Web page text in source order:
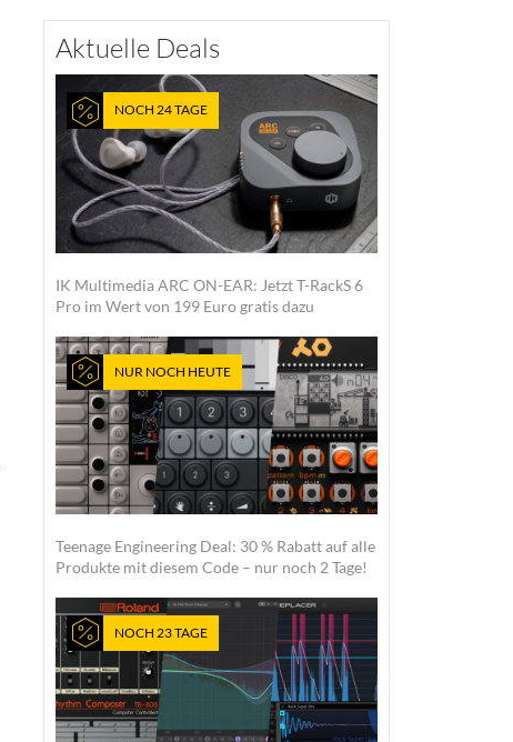
Aktuelle Deals
NOCH 24 TAGE
IK Multimedia ARC ON-EAR: Jetzt T-RackS 6
Pro im Wert von 199 Euro gratis dazu
NUR NOCH HEUTE
Teenage Engineering Deal: 30 % Rabatt auf alle
Produkte mit diesem Code – nur noch 2 Tage!
NOCH 23 TAGE